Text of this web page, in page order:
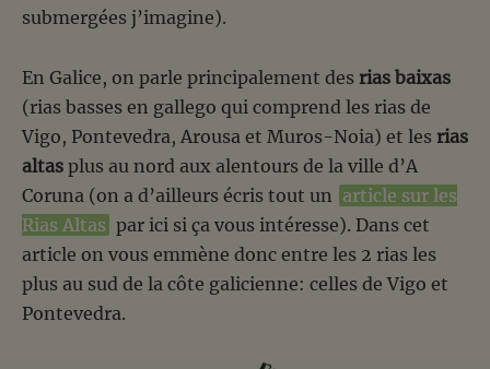
submergées j’imagine).
En Galice, on parle principalement des rias baixas
(rias basses en gallego qui comprend les rias de
Vigo, Pontevedra, Arousa et Muros-Noia) et les rias
altas plus au nord aux alentours de la ville d’A
Coruna (on a d’ailleurs écris tout un article sur les
Rias Altas par ici si ça vous intéresse). Dans cet
article on vous emmène donc entre les 2 rias les
plus au sud de la côte galicienne: celles de Vigo et
Pontevedra.